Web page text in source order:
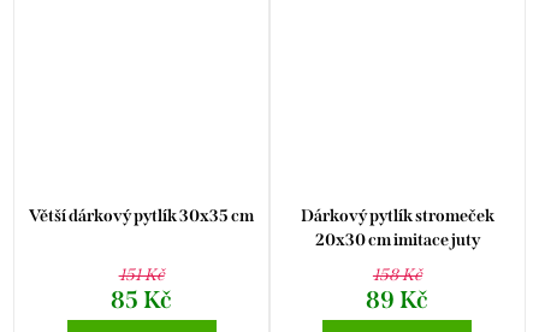
Větší dárkový pytlík 30x35 cm
151 Kč
85 Kč
Dárkový pytlík stromeček
20x30 cm imitace juty
158 Kč
89 Kč